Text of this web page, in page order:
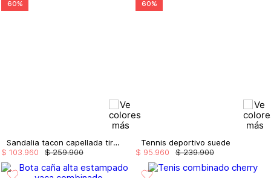
60%
Sandalia tacon capellada tiras amarre
$ 259.900
$ 103.960
60%
Tennis deportivo suede
$ 239.900
$ 95.960